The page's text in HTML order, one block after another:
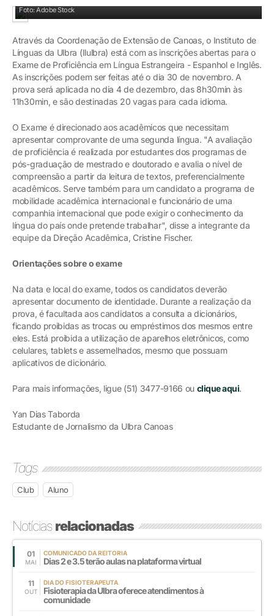
Foto: Adobe Stock
Através da Coordenação de Extensão de Canoas, o Instituto de
Línguas da Ulbra (Ilulbra) está com as inscrições abertas para o
Exame de Proficiência em Língua Estrangeira - Espanhol e Inglês.
As inscrições podem ser feitas até o dia 30 de novembro. A
prova será aplicada no dia 4 de dezembro, das 8h30min às
11h30min, e são destinadas 20 vagas para cada idioma.
O Exame é direcionado aos acadêmicos que necessitam
apresentar comprovante de uma segunda língua. "A avaliação
de proficiência é realizada por estudantes dos programas de
pós-graduação de mestrado e doutorado e avalia o nível de
compreensão a partir da leitura de textos, preferencialmente
acadêmicos. Serve também para um candidato a programa de
mobilidade acadêmica internacional e funcionário de uma
companhia internacional que pode exigir o conhecimento da
língua do país onde pretende trabalhar", disse a integrante da
equipe da Direção Acadêmica, Cristine Fischer.
Orientações sobre o exame
Na data e local do exame, todos os candidatos deverão
apresentar documento de identidade. Durante a realização da
prova, é facultada aos candidatos a consulta a dicionários,
ficando proibidas as trocas ou empréstimos dos mesmos entre
eles. Está proibida a utilização de aparelhos eletrônicos, como
celulares, tablets e assemelhados, mesmo que possuam
aplicativos de dicionário.
Para mais informações, ligue (51) 3477-9166 ou clique aqui.
Yan Dias Taborda
Estudante de Jornalismo da Ulbra Canoas
Tags
Club Aluno
Notíciasrelacionadas
01
MAI
COMUNICADO DA REITORIA
Dias 2 e 3.5 terão aulas na plataforma virtual
11
OUT
DIA DO FISIOTERAPEUTA
Fisioterapia da Ulbra oferece atendimentos à
comunidade